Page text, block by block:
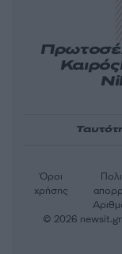
Καιρός
Όροι
χρήσης
© 2026 newsit.gr.